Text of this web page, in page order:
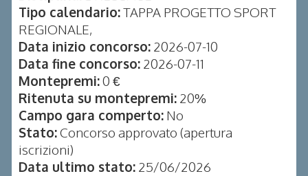
Tipo calendario:TAPPA PROGETTO SPORT
REGIONALE,
Data inizio concorso: 2026-07-10
Data fine concorso: 2026-07-11
Montepremi:0 €
Ritenuta su montepremi: 20%
Campo gara comperto: No
Stato:Concorso approvato (apertura
iscrizioni)
Data ultimo stato: 25/06/2026